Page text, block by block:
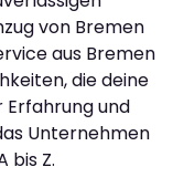
von Bremen
aus Bremen
die deine
Erfahrung und
Unternehmen
bis Z.